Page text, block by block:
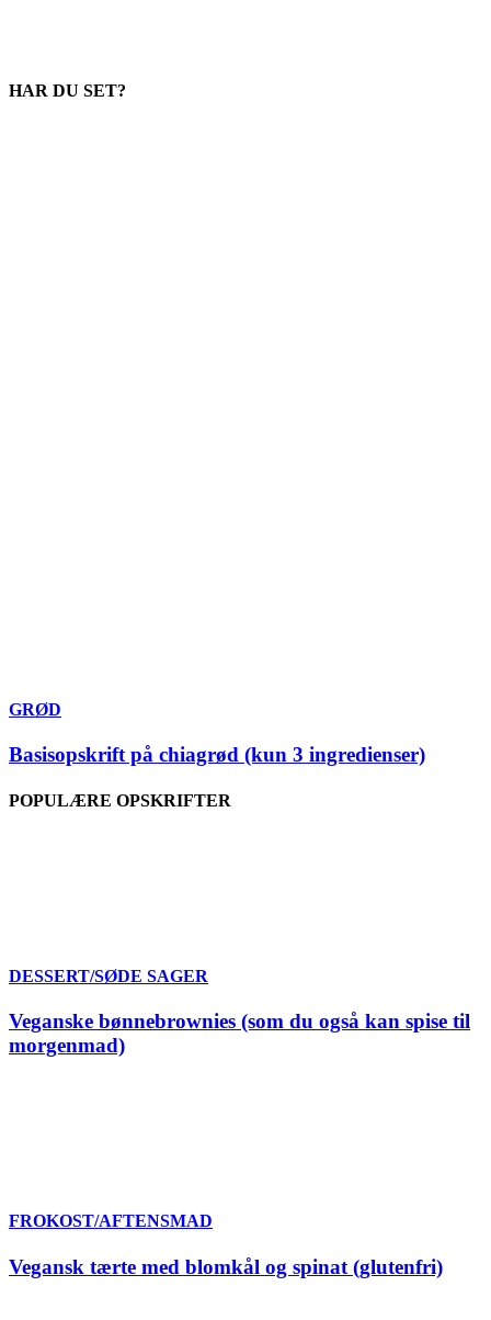
HAR DU SET?
GRØD
Basisopskrift på chiagrød (kun 3 ingredienser)
POPULÆRE OPSKRIFTER
DESSERT/SØDE SAGER
Veganske bønnebrownies (som du også kan spise til
morgenmad)
FROKOST/AFTENSMAD
Vegansk tærte med blomkål og spinat (glutenfri)